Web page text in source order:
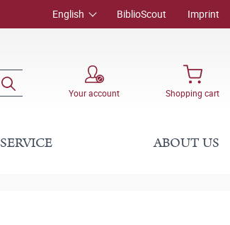
English BiblioScout Imprint
Your account Shopping cart
SERVICE ABOUT US